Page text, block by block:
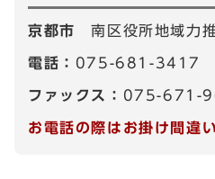
京都市南区役所地域力
電話： 075-681-3417
ファックス： 075-671-
お電話の際はお掛け間違